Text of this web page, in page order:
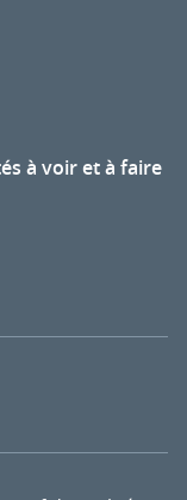
à voir et à faire